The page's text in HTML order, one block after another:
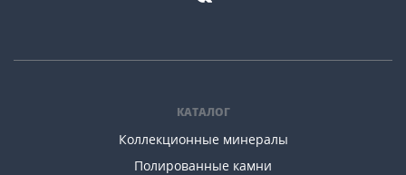
КАТАЛОГ
Коллекционные минералы
Полированные камни